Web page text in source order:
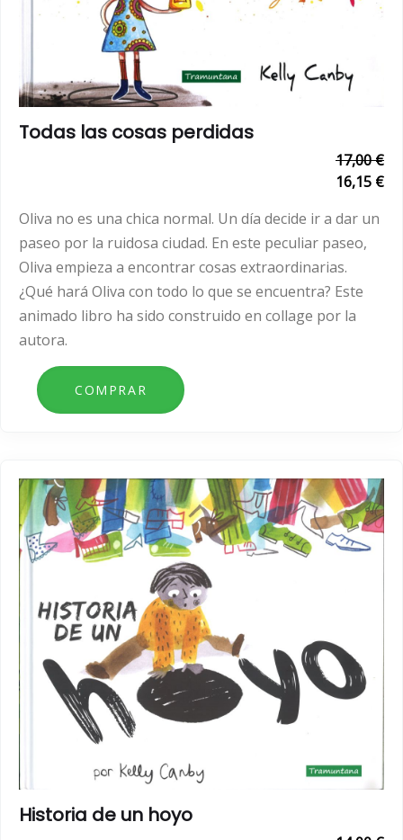
Todas las cosas perdidas
17,00 €
16,15 €
Oliva no es una chica normal. Un día decide ir a dar un
paseo por la ruidosa ciudad. En este peculiar paseo,
Oliva empieza a encontrar cosas extraordinarias.
¿Qué hará Oliva con todo lo que se encuentra? Este
animado libro ha sido construido en collage por la
autora.
Historia de un hoyo